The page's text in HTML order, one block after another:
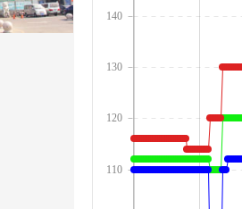
110
120
130
140